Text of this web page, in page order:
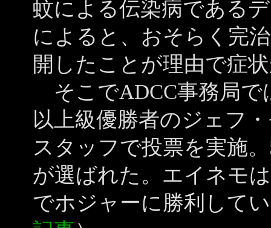
蚊による伝染病である
によると、おそらく完
開したことが理由で症
そこでADCC事務局で
以上級優勝者のジェフ
スタッフで投票を実施
が選ばれた。エイネモは
でホジャーに勝利して